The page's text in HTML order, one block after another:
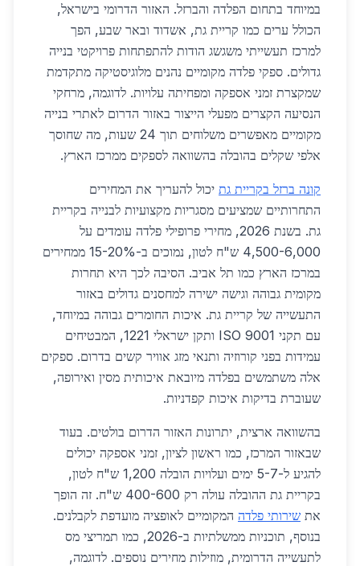
במיוחד בתחום הפלדה והברזל. האזור הדרומי בישראל,
הכולל ערים כמו קריית גת, אשדוד ובאר שבע, הפך
למרכז תעשייתי משגשג הודות להתפתחות פרויקטי בנייה
גדולים. ספקי פלדה מקומיים נהנים מלוגיסטיקה מתקדמת
שמקצרת זמני אספקה ומפחיתה עלויות. לדוגמה, מרחקי
הנסיעה הקצרים מפעלי הייצור באזור הדרום לאתרי בנייה
מקומיים מאפשרים משלוחים תוך 24 שעות, מה שחוסך
אלפי שקלים בהובלה בהשוואה לספקים ממרכז הארץ.
קונה ברזל בקריית גת יכול להעריך את המחירים
התחרותיים שמציעים מסגריות מקצועיות לבנייה בקריית
גת. בשנת 2026, מחירי פרופילי פלדה עומדים על
4,500-6,000 ש"ח לטון, נמוכים ב-15-20% ממחירים
במרכז הארץ כמו תל אביב. הסיבה לכך היא תחרות
מקומית גבוהה וגישה ישירה למחסנים גדולים באזור
התעשייה של קריית גת. איכות החומרים גבוהה במיוחד,
עם תקני ISO 9001 ותקן ישראלי 1221, המבטיחים
עמידות בפני קורוזיה ותנאי מזג אוויר קשים בדרום. ספקים
אלה משתמשים בפלדה מיובאת איכותית מסין ואירופה,
שעוברת בדיקות איכות קפדניות.
בהשוואה ארצית, יתרונות האזור הדרום בולטים. בעוד
שבאזור המרכז, כמו ראשון לציון, זמני אספקה יכולים
להגיע ל-5-7 ימים ועלויות הובלה 1,200 ש"ח לטון,
בקריית גת ההובלה עולה רק 400-600 ש"ח. זה הופך
את שירותי פלדה המקומיים לאופציה מועדפת לקבלנים.
בנוסף, תוכניות ממשלתיות ב-2026, כמו תמריצי מס
לתעשייה הדרומית, מוזילות מחירים נוספים. לדוגמה,